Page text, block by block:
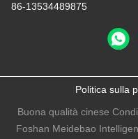
86-13534489875
Politica sulla
Buona qualità cinese
Foshan Meidebao